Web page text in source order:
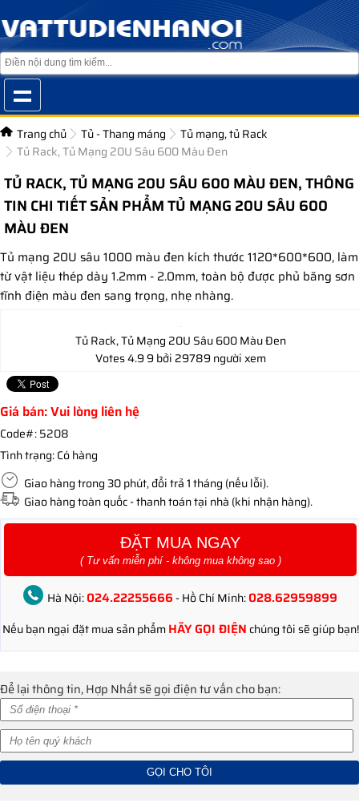
Trang chủ Tủ - Thang máng
Tủ mạng, tủ Rack
Tủ Rack, Tủ Mạng 20U Sâu 600 Màu Đen
TỦ RACK, TỦ MẠNG 20U SÂU 600 MÀU ĐEN, THÔNG
TIN CHI TIẾT SẢN PHẨM TỦ MẠNG 20U SÂU 600
MÀU ĐEN
Tủ mạng 20U sâu 1000 màu đen kích thước 1120*600*600, làm
từ vật liệu thép dày 1.2mm - 2.0mm, toàn bộ được phủ băng sơn
tĩnh điện màu đen sang trọng, nhẹ nhàng.
Tủ Rack, Tủ Mạng 20U Sâu 600 Màu Đen
Votes4.99bởi 29789 người xem
Giá bán: Vui lòng liên hệ
Code#:5208
Tình trạng:Có hàng
Giao hàng trong 30 phút, đổi trả 1 tháng (nếu lỗi).
Giao hàng toàn quốc - thanh toán tại nhà (khi nhận hàng).
ĐẶT MUA NGAY
( Tư vấn miễn phí - không mua không sao )
Hà Nội:024.22255666 - Hồ Chí Minh:028.62959899
Nếu bạn ngại đặt mua sản phẩmHÃY GỌI ĐIỆN chúng tôi sẽ giúp bạn!
Để lại thông tin, Hợp Nhất sẽ gọi điện tư vấn cho bạn: